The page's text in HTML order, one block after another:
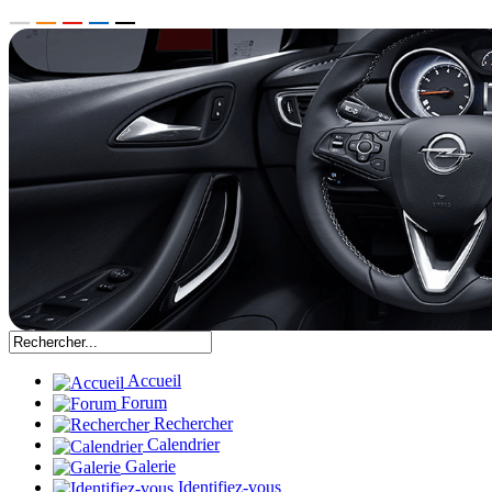
Accueil
Forum
Rechercher
Calendrier
Galerie
Identifiez-vous